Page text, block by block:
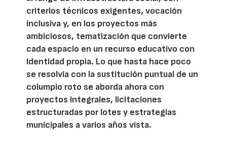
criterios técnicos exigentes, vocación
inclusiva y, en los proyectos más
ambiciosos, tematización que convierte
cada espacio en un recurso educativo con
identidad propia. Lo que hasta hace poco
se resolvía con la sustitución puntual de un
columpio roto se aborda ahora con
proyectos integrales, licitaciones
estructuradas por lotes y estrategias
municipales a varios años vista.